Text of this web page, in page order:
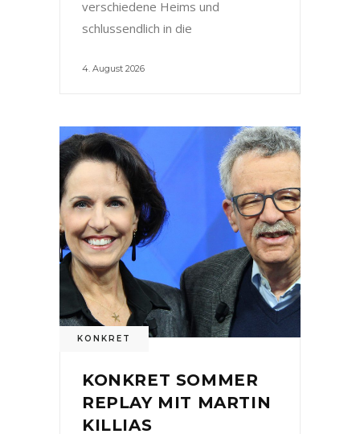
verschiedene Heims und
schlussendlich in die
4. August 2026
KONKRET
KONKRET SOMMER
REPLAY MIT MARTIN
KILLIAS